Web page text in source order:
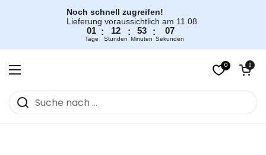
Noch schnell zugreifen!
Lieferung voraussichtlich am 11.08.
01
Tage
: 12
Stunden
: 53
Minuten
: 07
Sekunden
Menü öffnen
0Warenkorb
0